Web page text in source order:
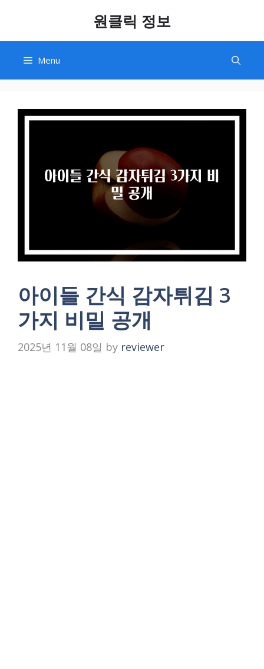
content
원클릭 정보
Menu
아이들 간식 감자튀김 3
가지 비밀 공개
2025년 11월 08일 by reviewer